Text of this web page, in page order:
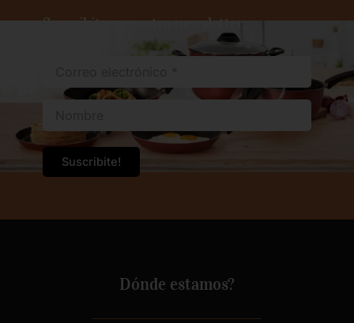
Suscribite a nuestro newsletter.
Dónde estamos?